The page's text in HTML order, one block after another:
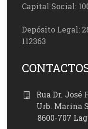
Capital Social:
Depósito Legal:
112363
Rua Dr. José
Urb. Marina
8600-707